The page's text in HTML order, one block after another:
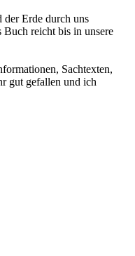
Erde durch uns
reicht bis in unsere
Sachtexten,
gut gefallen und ich